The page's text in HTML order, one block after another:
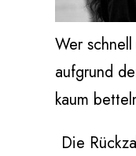
Wer
aufgrund
kaum
Die